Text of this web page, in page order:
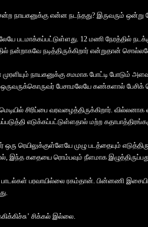
நாயகனுக்கு என்ன நடந்தது? இருவரும்
படமாக்கப்பட்டுள்ளது. 12 மணி நேரத்தில்
நன்றாகவே நடித்திருக்கிறார் என்றுதான்
முரளியும் நாயகனுக்கு சமமாக போட்டி போடும்
ஒருவருக்கொருவர் பேசாமலேயே கண்களால்
சிரிப்பை வரவழைத்திருக்கிறார்.
எடுக்கப்பட்டுள்ளதால் மற்ற
ரெயிலுக்குள்ளேயே முழு படத்தையும்
இந்த கதையை ரொம்பவும் நீளமாக
பரவாயில்லை ரகம்தான். பின்னணி இசையில்
சிக்கல் இல்லை.